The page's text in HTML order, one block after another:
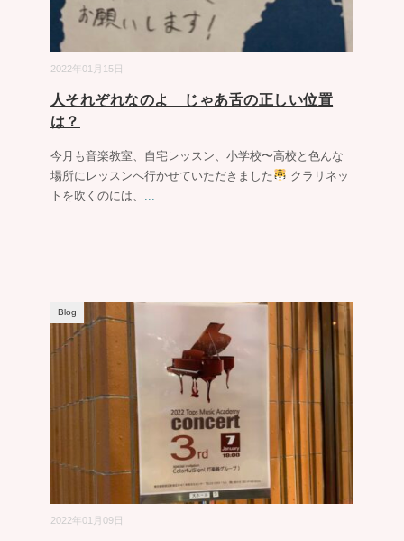
2022年01月15日
人それぞれなのよ じゃあ舌の正しい位置
は？
今月も音楽教室、自宅レッスン、小学校〜高校と色んな
場所にレッスンへ行かせていただきました
クラリネッ
トを吹くのには、 ...
2022年01月09日
Blog